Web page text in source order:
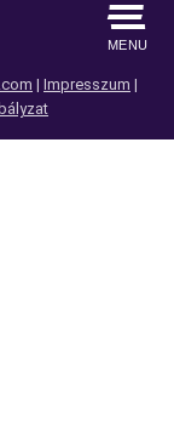
MENU
| Impresszum |